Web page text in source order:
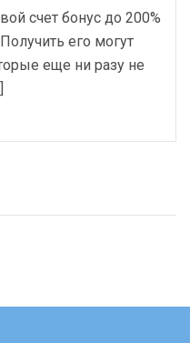
счет бонус до 200%
его могут
еще ни разу не